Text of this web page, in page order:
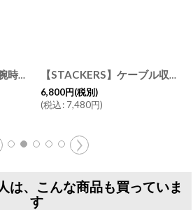
[76144
【STACKERS】メンズ 腕時計 ８ピース ウォッチ ボックス 8 Piece Watch Box スムースブラック Smooth Black スタッカーズ
【STACKERS】ケーブル収納バッグ Cable Tidy ペブルブラック Pebble Black メンズ スタッカーズ イギリス ロンドン
6,800円(税別)
(税込: 7,480円)
は、こんな商品も買っていま
す